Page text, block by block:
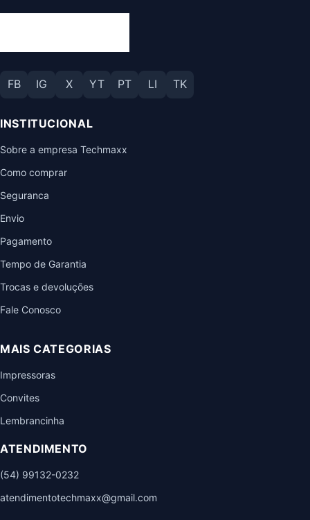
FB IG X YT PT LI TK
INSTITUCIONAL
Sobre a empresa Techmaxx
Como comprar
Seguranca
Envio
Pagamento
Tempo de Garantia
Trocas e devoluções
Fale Conosco
MAIS CATEGORIAS
Impressoras
Convites
Lembrancinha
ATENDIMENTO
(54) 99132-0232
atendimentotechmaxx@gmail.com